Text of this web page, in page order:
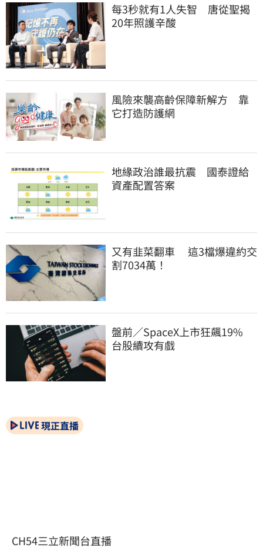
每3秒就有1人失智　唐從聖揭
20年照護辛酸
風險來襲高齡保障新解方　靠
它打造防護網
地緣政治誰最抗震　國泰證給
資產配置答案
又有韭菜翻車　 這3檔爆違約交
割7034萬！
盤前／SpaceX上市狂飆19%
台股續攻有戲
現正直播
CH54三立新聞台直播